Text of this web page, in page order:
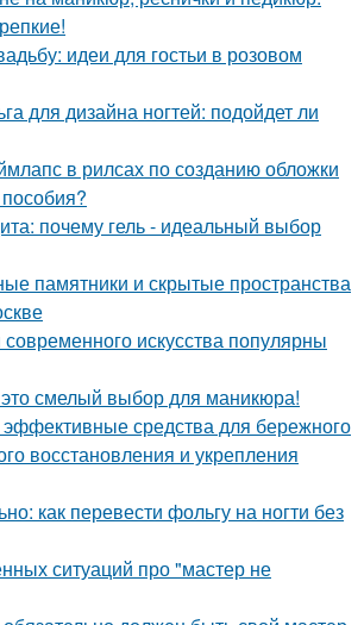
идеи для гостьи в розовом
для дизайна ногтей: подойдет ли
в рилсах по созданию обложки
почему гель - идеальный выбор
памятники и скрытые пространства
современного искусства популярны
смелый выбор для маникюра!
эффективные средства для бережного
восстановления и укрепления
как перевести фольгу на ногти без
ситуаций про "мастер не